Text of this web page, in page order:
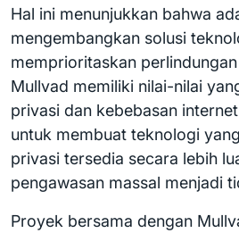
Hal ini menunjukkan bahwa
mengembangkan solusi
memprioritaskan
Mullvad memiliki nilai-nilai
privasi dan kebebasan
untuk membuat teknologi
privasi tersedia secara lebih
pengawasan massal menjadi
Proyek bersama dengan